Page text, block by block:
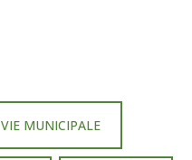
VIE MUNICIPALE